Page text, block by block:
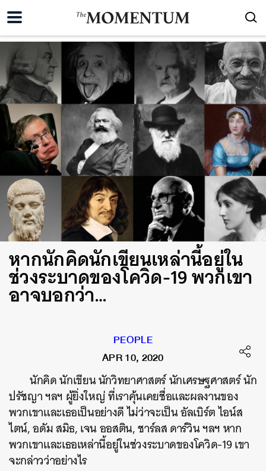
หากนักคิดนักเขียนเหล่านี้อยู่ใน
ช่วงระบาดของโควิด-19 พวกเขา
อาจบอกว่า…
PEOPLE
APR 10, 2020
นักคิด นักเขียน นักวิทยาศาสตร์ นักเศรษฐศาสตร์ นัก
ปรัชญา ฯลฯ ผู้ยิ่งใหญ่ ที่เราคุ้นเคยชื่อและผลงานของ
พวกเขาและเธอเป็นอย่างดี ไม่ว่าจะเป็นอัลเบิร์ตไอน์ส
ไตน์,อดัมสมิธ,เจน ออสติน,ชาร์ลสดาร์วินฯลฯ หาก
พวกเขาและเธอเหล่านี้อยู่ในช่วงระบาดของโควิด-19 เขา
จะกล่าวว่าอย่างไร